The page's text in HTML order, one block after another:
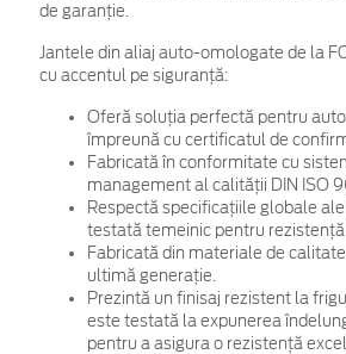
de garanţie.
Jantele din aliaj auto-omologate de la
cu accentul pe siguranță:
Oferă soluția perfectă pentru
împreună cu certificatul de
Fabricată în conformitate cu
management al calității DIN ISO
Respectă specificațiile globale ale
testată temeinic pentru rezistență
Fabricată din materiale de
ultimă generație.
Prezintă un finisaj rezistent la
este testată la expunerea
pentru a asigura o rezistență